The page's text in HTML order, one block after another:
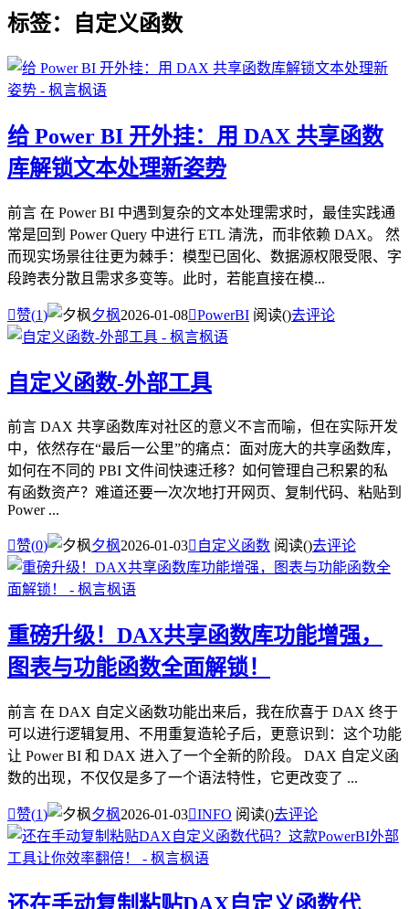
标签：自定义函数
给 Power BI 开外挂：用 DAX 共享函数
库解锁文本处理新姿势
前言 在 Power BI 中遇到复杂的文本处理需求时，最佳实践通
常是回到 Power Query 中进行 ETL 清洗，而非依赖 DAX。 然
而现实场景往往更为棘手：模型已固化、数据源权限受限、字
段跨表分散且需求多变等。此时，若能直接在模...
赞(1) 夕枫2026-01-08PowerBI 阅读()去评论
自定义函数-外部工具
前言 DAX 共享函数库对社区的意义不言而喻，但在实际开发
中，依然存在“最后一公里”的痛点：面对庞大的共享函数库，
如何在不同的 PBI 文件间快速迁移？如何管理自己积累的私
有函数资产？难道还要一次次地打开网页、复制代码、粘贴到
Power ...
赞(0) 夕枫2026-01-03 自定义函数 阅读()去评论
重磅升级！DAX共享函数库功能增强，
图表与功能函数全面解锁！
前言 在 DAX 自定义函数功能出来后，我在欣喜于 DAX 终于
可以进行逻辑复用、不用重复造轮子后，更意识到：这个功能
让 Power BI 和 DAX 进入了一个全新的阶段。 DAX 自定义函
数的出现，不仅仅是多了一个语法特性，它更改变了 ...
赞(1) 夕枫2026-01-03INFO 阅读()去评论